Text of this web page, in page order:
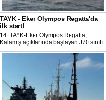
TAYK - Eker Olympos Regatta'da
ilk start!
14. TAYK-Eker Olympos Regatta,
Kalamış açıklarında başlayan J70 sınıfı
yarışlarıyla ilk startını verdi. İstanbul'u 10
gün boyunca yelken coşkusuyla
buluşturacak organizasyonun ilk
gününde 9 tekne rüzgârla buluştu.